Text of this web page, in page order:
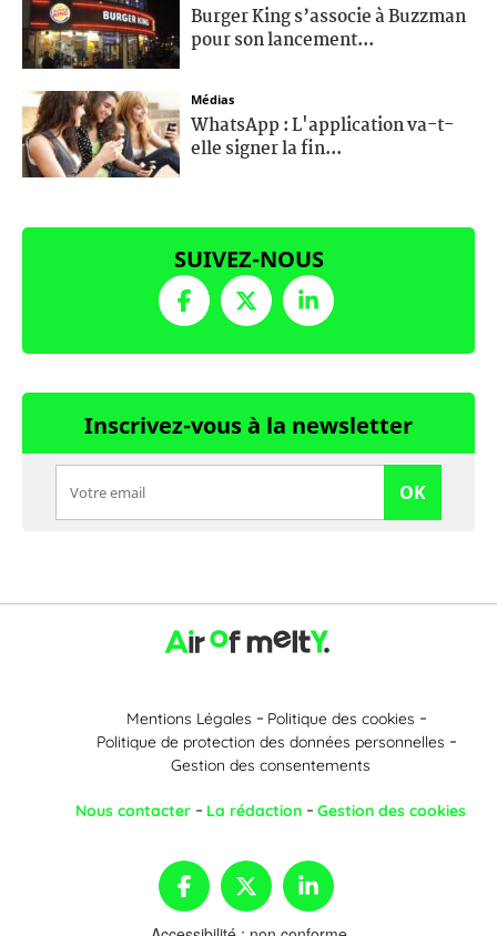
Burger King s’associe à Buzzman
pour son lancement...
Médias
WhatsApp : L'application va-t-
elle signer la fin...
SUIVEZ-NOUS
Inscrivez-vous à la newsletter
OK
Mentions Légales
Politique des cookies
Politique de protection des données personnelles
Gestion des consentements
Nous contacter La rédaction Gestion des cookies